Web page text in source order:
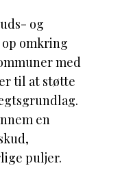
og
omkring
med
til at støtte
en
puljer.